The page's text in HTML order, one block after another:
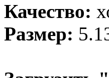
Качество:
Размер: